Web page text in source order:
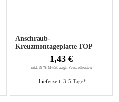
Anschraub-
Kreuzmontageplatte TOP
Lieferzeit: 3-5 Tage*
1,43 €
inkl. 19 % MwSt. zzgl. Versandkosten